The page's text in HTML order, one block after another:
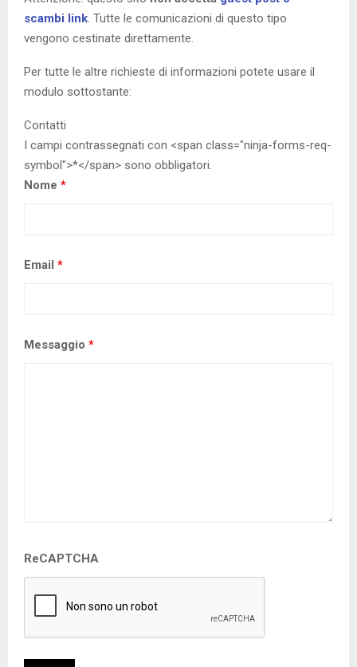
scambi link . Tutte le comunicazioni di questo tipo
vengono cestinate direttamente.
Per tutte le altre richieste di informazioni potete usare il
modulo sottostante:
Contatti
I campi contrassegnati con <span class="ninja-forms-req-
symbol">*</span> sono obbligatori.
Nome *
Email *
Messaggio *
ReCAPTCHA